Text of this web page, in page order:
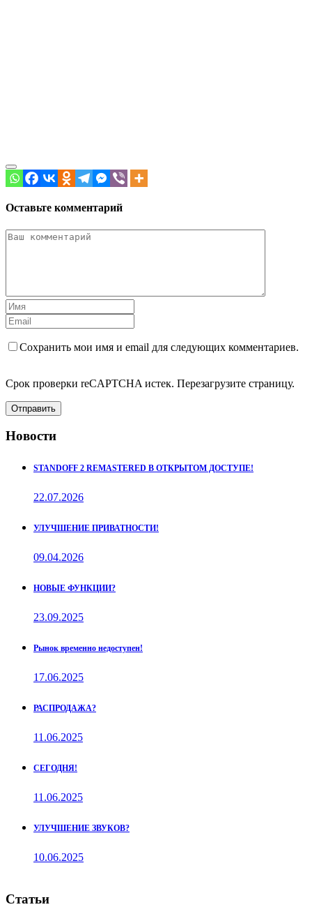
Оставьте комментарий
Сохранить мои имя и email для следующих комментариев.
Срок проверки reCAPTCHA истек. Перезагрузите страницу.
Отправить
Новости
STANDOFF 2 REMASTERED В ОТКРЫТОМ ДОСТУПЕ!
22.07.2026
УЛУЧШЕНИЕ ПРИВАТНОСТИ!
09.04.2026
НОВЫЕ ФУНКЦИИ?
23.09.2025
Рынок временно недоступен!
17.06.2025
РАСПРОДАЖА?
11.06.2025
СЕГОДНЯ!
11.06.2025
УЛУЧШЕНИЕ ЗВУКОВ?
10.06.2025
Статьи